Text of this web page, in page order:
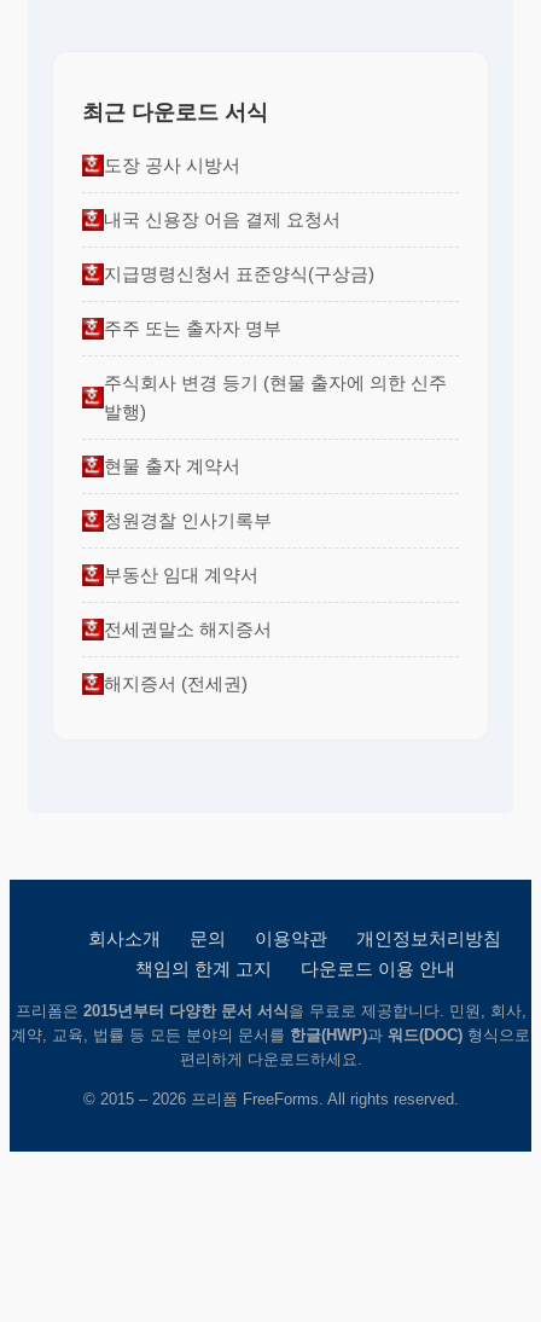
최근 다운로드 서식
도장 공사 시방서
내국 신용장 어음 결제 요청서
지급명령신청서 표준양식(구상금)
주주 또는 출자자 명부
주식회사 변경 등기 (현물 출자에 의한 신주
발행)
현물 출자 계약서
청원경찰 인사기록부
부동산 임대 계약서
전세권말소 해지증서
해지증서 (전세권)
회사소개 문의 이용약관
개인정보처리방침
책임의 한계 고지
다운로드 이용 안내
프리폼은 2015년부터 다양한 문서 서식 을 무료로 제공합니다. 민원, 회사,
계약, 교육, 법률 등 모든 분야의 문서를 한글(HWP)과 워드(DOC) 형식으로
편리하게 다운로드하세요.
© 2015 – 2026 프리폼 FreeForms. All rights reserved.